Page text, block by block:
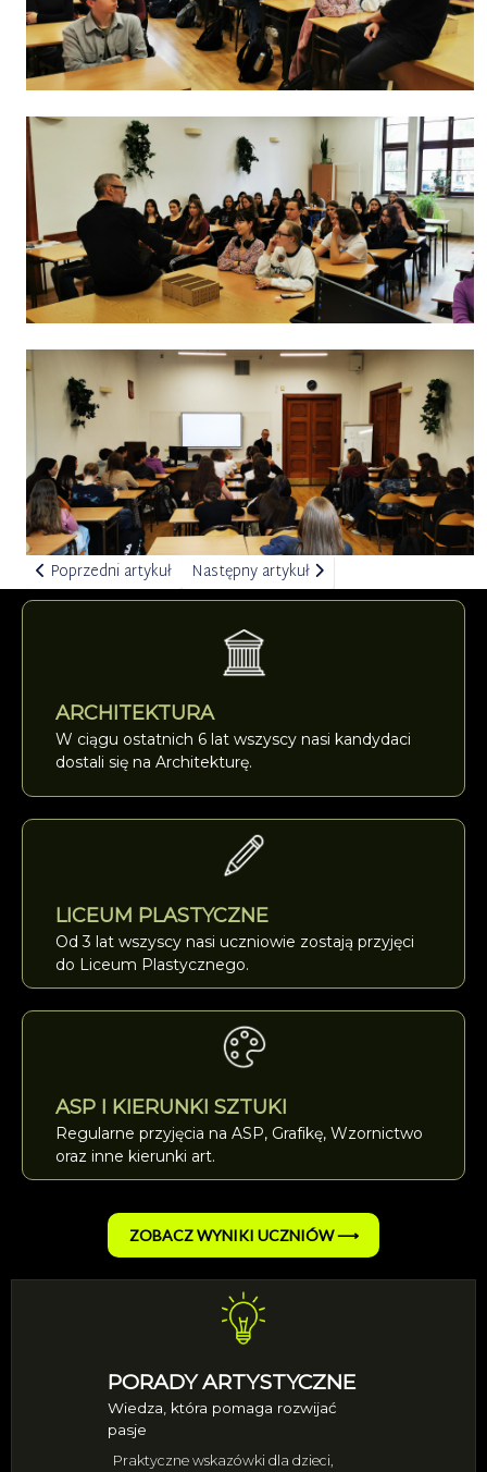
Poprzedni artykuł: PLENER artystyczny + POSTAĆ dla
Poprzedni artykuł Następny artykuł: Ferie artystyczne dla
Następny artykuł
ARCHITEKTURA
W ciągu ostatnich 6 lat wszyscy nasi kandydaci
dostali się na Architekturę.
LICEUM PLASTYCZNE
Od 3 lat wszyscy nasi uczniowie zostają przyjęci
do Liceum Plastycznego.
ASP I KIERUNKI SZTUKI
Regularne przyjęcia na ASP, Grafikę, Wzornictwo
oraz inne kierunki art.
ZOBACZ WYNIKI UCZNIÓW ⟶
PORADY ARTYSTYCZNE
Wiedza, która pomaga rozwijać
pasje
Praktyczne wskazówki dla dzieci,